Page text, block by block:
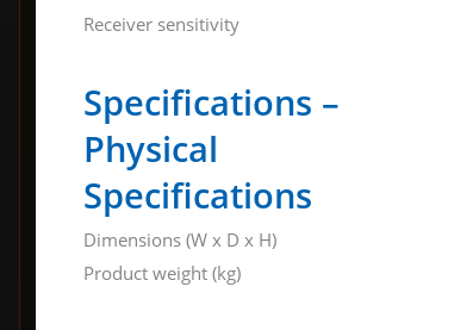
Receiver sensitivity
Specifications –
Physical
Specifications
Dimensions (W x D x H)
Product weight (kg)